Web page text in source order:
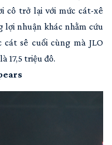
cô trở lại với mức cát-xê
lợi nhuận khác nhằm cứu
sê cuối cùng mà JLO
17,5 triệu đô.